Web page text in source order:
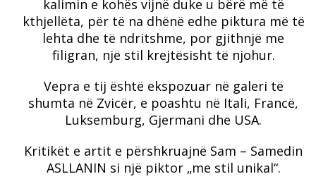
kalimin e kohës vijnë duke u bërë më të
kthjellëta, për të na dhënë edhe piktura më të
lehta dhe të ndritshme, por gjithnjë me
filigran, një stil krejtësisht të njohur.
Vepra e tij është ekspozuar në galeri të
shumta në Zvicër, e poashtu në Itali, Francë,
Luksemburg, Gjermani dhe USA.
Kritikët e artit e përshkruajnë Sam – Samedin
ASLLANIN si një piktor „me stil unikal“.